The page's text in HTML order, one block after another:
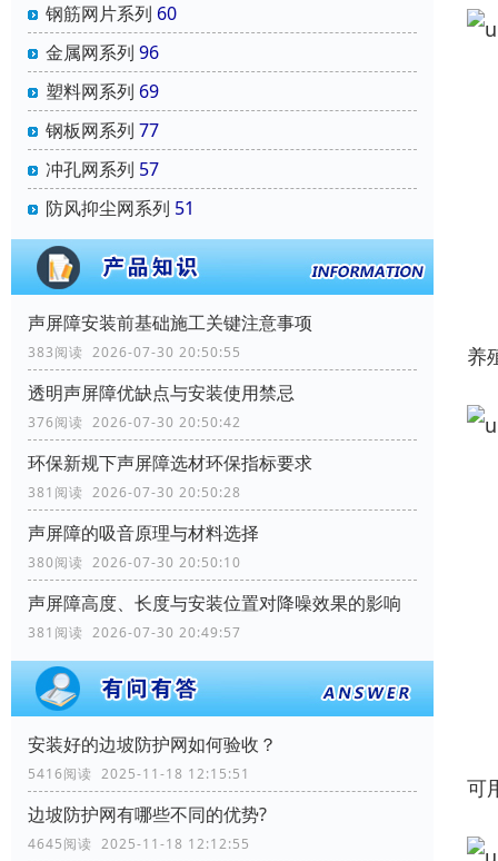
钢筋网片系列 60
金属网系列 96
塑料网系列 69
钢板网系列 77
冲孔网系列 57
防风抑尘网系列 51
声屏障安装前基础施工关键注意事项
383阅读 2026-07-30 20:50:55
透明声屏障优缺点与安装使用禁忌
376阅读 2026-07-30 20:50:42
环保新规下声屏障选材环保指标要求
381阅读 2026-07-30 20:50:28
声屏障的吸音原理与材料选择
380阅读 2026-07-30 20:50:10
声屏障高度、长度与安装位置对降噪效果的影响
381阅读 2026-07-30 20:49:57
安装好的边坡防护网如何验收？
5416阅读 2025-11-18 12:15:51
边坡防护网有哪些不同的优势?
4645阅读 2025-11-18 12:12:55
养
可